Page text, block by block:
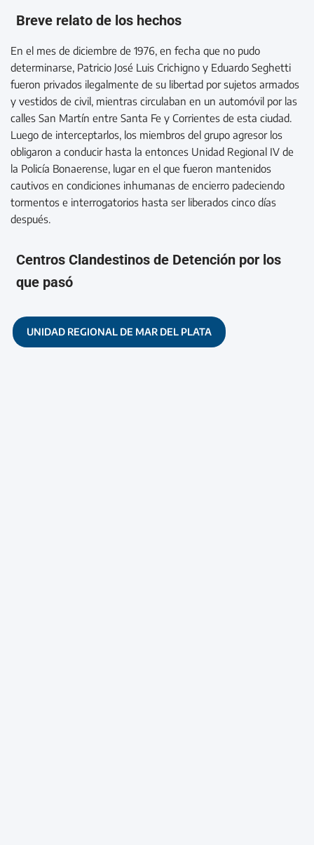
Breve relato de los hechos
En el mes de diciembre de 1976, en fecha que no pudo
determinarse, Patricio José Luis Crichigno y Eduardo Seghetti
fueron privados ilegalmente de su libertad por sujetos armados
y vestidos de civil, mientras circulaban en un automóvil por las
calles San Martín entre Santa Fe y Corrientes de esta ciudad.
Luego de interceptarlos, los miembros del grupo agresor los
obligaron a conducir hasta la entonces Unidad Regional IV de
la Policía Bonaerense, lugar en el que fueron mantenidos
cautivos en condiciones inhumanas de encierro padeciendo
tormentos e interrogatorios hasta ser liberados cinco días
después.
Centros Clandestinos de Detención por los
que pasó
UNIDAD REGIONAL DE MAR DEL PLATA